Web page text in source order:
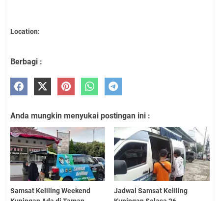
Location:
Berbagi :
Anda mungkin menyukai postingan ini :
Samsat Keliling Weekend
Jadwal Samsat Keliling